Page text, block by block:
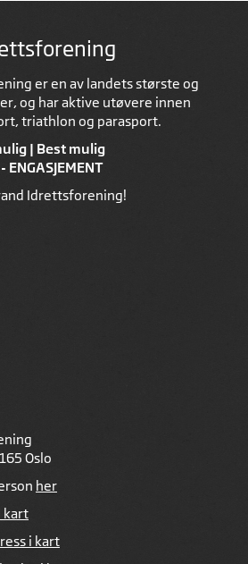
er en av landets største og
og har aktive utøvere innen
triathlon og parasport.
| Best mulig
ENGASJEMENT
Idrettsforening!
Oslo
her
kart
i kart